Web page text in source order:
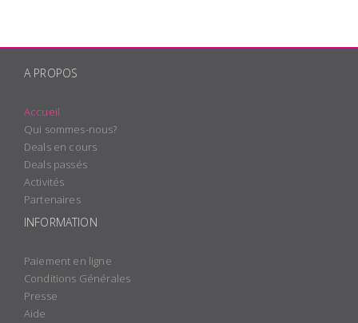
A PROPOS
Accueil
Qui sommes-nous?
Deals en cours
Deals passés
Activités
Partenaires
INFORMATION
Paiement en ligne
Conditions Générales
Presse
Aide